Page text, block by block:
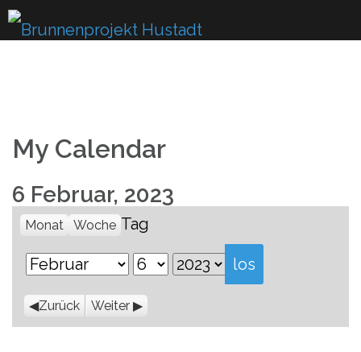
Skip
My Calendar
6 Februar, 2023
Monat Woche Tag
Monat
Tag
Jahr
Zurück Weiter